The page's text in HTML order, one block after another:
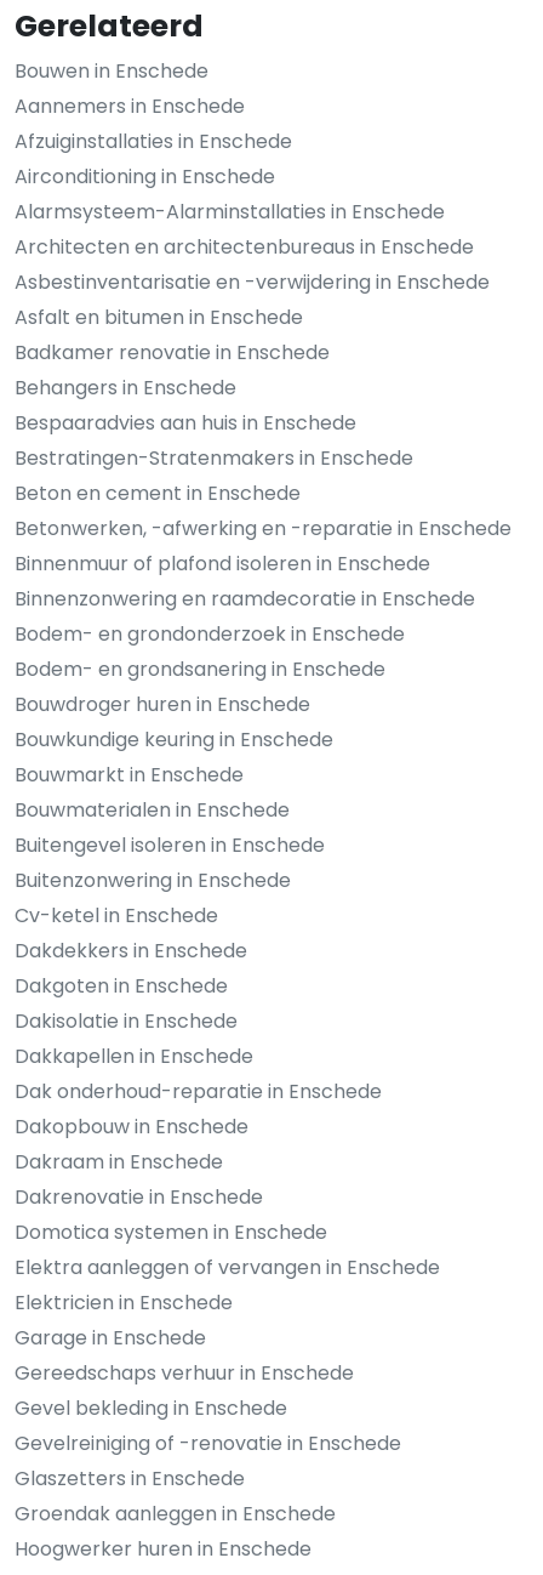
Gerelateerd
Bouwen in Enschede
Aannemers in Enschede
Afzuiginstallaties in Enschede
Airconditioning in Enschede
Alarmsysteem-Alarminstallaties in Enschede
Architecten en architectenbureaus in Enschede
Asbestinventarisatie en -verwijdering in Enschede
Asfalt en bitumen in Enschede
Badkamer renovatie in Enschede
Behangers in Enschede
Bespaaradvies aan huis in Enschede
Bestratingen-Stratenmakers in Enschede
Beton en cement in Enschede
Betonwerken, -afwerking en -reparatie in Enschede
Binnenmuur of plafond isoleren in Enschede
Binnenzonwering en raamdecoratie in Enschede
Bodem- en grondonderzoek in Enschede
Bodem- en grondsanering in Enschede
Bouwdroger huren in Enschede
Bouwkundige keuring in Enschede
Bouwmarkt in Enschede
Bouwmaterialen in Enschede
Buitengevel isoleren in Enschede
Buitenzonwering in Enschede
Cv-ketel in Enschede
Dakdekkers in Enschede
Dakgoten in Enschede
Dakisolatie in Enschede
Dakkapellen in Enschede
Dak onderhoud-reparatie in Enschede
Dakopbouw in Enschede
Dakraam in Enschede
Dakrenovatie in Enschede
Domotica systemen in Enschede
Elektra aanleggen of vervangen in Enschede
Elektricien in Enschede
Garage in Enschede
Gereedschaps verhuur in Enschede
Gevel bekleding in Enschede
Gevelreiniging of -renovatie in Enschede
Glaszetters in Enschede
Groendak aanleggen in Enschede
Hoogwerker huren in Enschede